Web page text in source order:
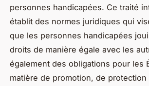
personnes handicapées. Ce traité
établit des normes juridiques qui
que les personnes handicapées
droits de manière égale avec les
également des obligations pour les
matière de promotion, de protection